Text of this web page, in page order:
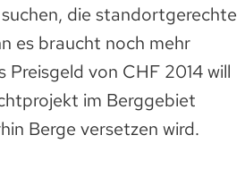
die standortgerechte
es braucht noch mehr
von CHF 2014 will
im Berggebiet
Berge versetzen wird.